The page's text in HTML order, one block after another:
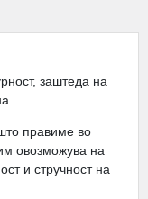
заштеда на
правиме во
овозможува на
и стручност на